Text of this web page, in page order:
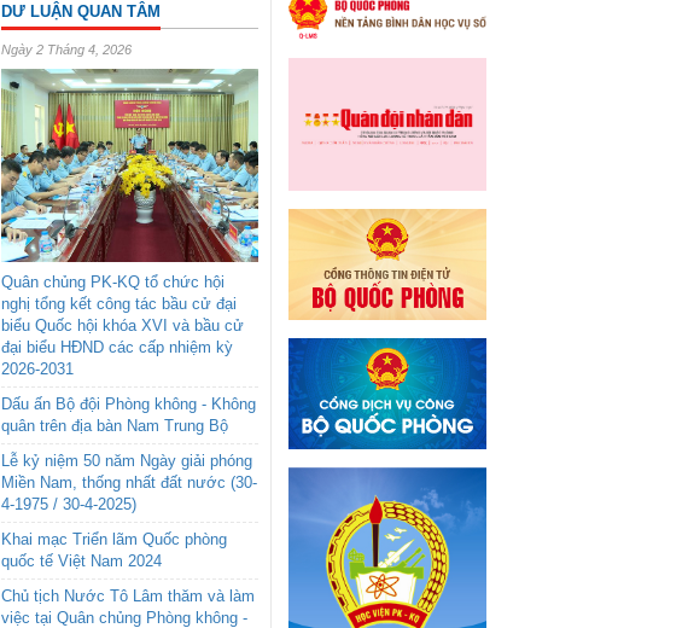
DƯ LUẬN QUAN TÂM
Ngày 2 Tháng 4, 2026
Quân chủng PK-KQ tổ chức hội
nghị tổng kết công tác bầu cử đại
biểu Quốc hội khóa XVI và bầu cử
đại biểu HĐND các cấp nhiệm kỳ
2026-2031
Dấu ấn Bộ đội Phòng không - Không
quân trên địa bàn Nam Trung Bộ
Lễ kỷ niệm 50 năm Ngày giải phóng
Miền Nam, thống nhất đất nước (30-
4-1975 / 30-4-2025)
Khai mạc Triển lãm Quốc phòng
quốc tế Việt Nam 2024
Chủ tịch Nước Tô Lâm thăm và làm
việc tại Quân chủng Phòng không -